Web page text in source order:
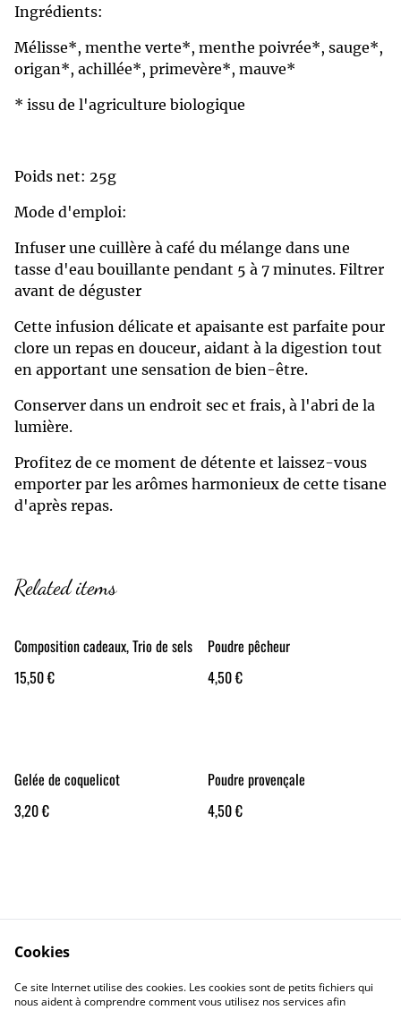
Ingrédients:
Mélisse*, menthe verte*, menthe poivrée*, sauge*,
origan*, achillée*, primevère*, mauve*
* issu de l'agriculture biologique
Poids net: 25g
Mode d'emploi:
Infuser une cuillère à café du mélange dans une
tasse d'eau bouillante pendant 5 à 7 minutes. Filtrer
avant de déguster
Cette infusion délicate et apaisante est parfaite pour
clore un repas en douceur, aidant à la digestion tout
en apportant une sensation de bien-être.
Conserver dans un endroit sec et frais, à l'abri de la
lumière.
Profitez de ce moment de détente et laissez-vous
emporter par les arômes harmonieux de cette tisane
d'après repas.
Related items
Composition cadeaux, Trio de sels
15,50 €
Poudre pêcheur
4,50 €
Gelée de coquelicot
3,20 €
Poudre provençale
4,50 €
Privacy Policy
Cookie Policy
Cookies
Ce site Internet utilise des cookies. Les cookies sont de petits fichiers qui
nous aident à comprendre comment vous utilisez nos services afin